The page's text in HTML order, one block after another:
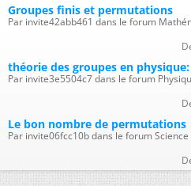
Groupes finis et permutations
Par invite42abb461 dans le forum
théorie des groupes en
Par invite3e5504c7 dans le forum
Le bon nombre de permutations
Par invite06fcc10b dans le forum